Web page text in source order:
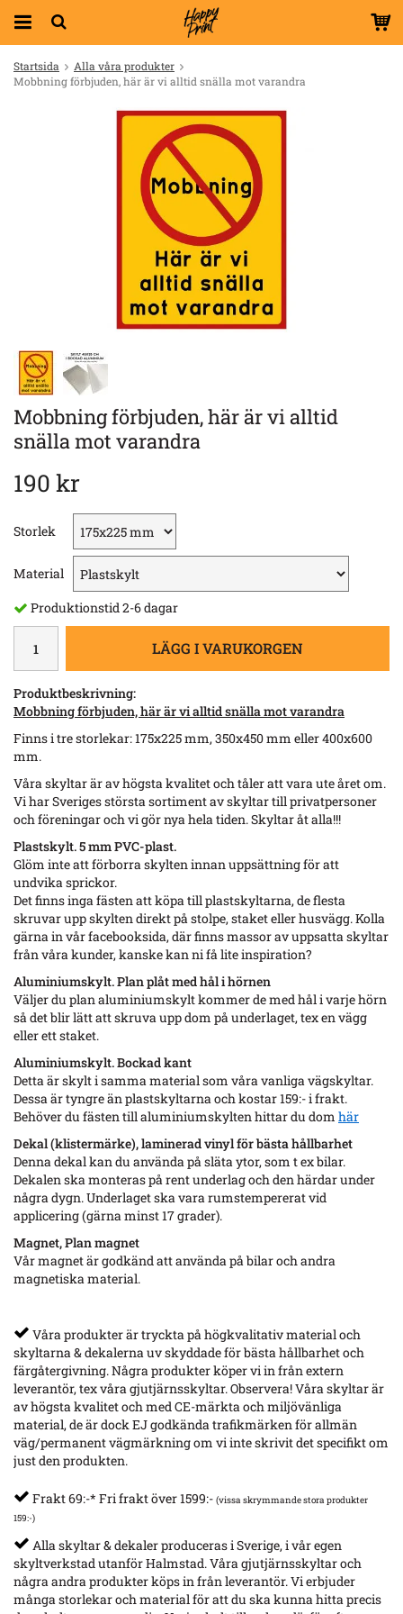
Startsida
Alla våra produkter
Mobbning förbjuden, här är vi alltid snälla mot varandra
Mobbning förbjuden, här är vi alltid
snälla mot varandra
190 kr
Storlek
Material
Produktionstid 2-6 dagar
LÄGG I VARUKORGEN
Produktbeskrivning:
Mobbning förbjuden, här är vi alltid snälla mot varandra
Finns i tre storlekar: 175x225 mm, 350x450 mm eller 400x600
mm.
Våra skyltar är av högsta kvalitet och tåler att vara ute året om.
Vi har Sveriges största sortiment av skyltar till privatpersoner
och föreningar och vi gör nya hela tiden. Skyltar åt alla!!!
Plastskylt. 5 mm PVC-plast.
Glöm inte att förborra skylten innan uppsättning för att
undvika sprickor.
Det finns inga fästen att köpa till plastskyltarna, de flesta
skruvar upp skylten direkt på stolpe, staket eller husvägg. Kolla
gärna in vår facebooksida, där finns massor av uppsatta skyltar
från våra kunder, kanske kan ni få lite inspiration?
Aluminiumskylt. Plan plåt med hål i hörnen
Väljer du plan aluminiumskylt kommer de med hål i varje hörn
så det blir lätt att skruva upp dom på underlaget, tex en vägg
eller ett staket.
Aluminiumskylt. Bockad kant
Detta är skylt i samma material som våra vanliga vägskyltar.
Dessa är tyngre än plastskyltarna och kostar 159:- i frakt.
Behöver du fästen till aluminiumskylten hittar du dom här
Dekal (klistermärke), laminerad vinyl för bästa hållbarhet
Denna dekal kan du använda på släta ytor, som t ex bilar.
Dekalen ska monteras på rent underlag och den härdar under
några dygn. Underlaget ska vara rumstempererat vid
applicering (gärna minst 17 grader).
Magnet, Plan magnet
Vår magnet är godkänd att använda på bilar och andra
magnetiska material.
Våra produkter är tryckta på högkvalitativ material och
skyltarna & dekalerna uv skyddade för bästa hållbarhet och
färgåtergivning. Några produkter köper vi in från extern
leverantör, tex våra gjutjärnsskyltar. Observera! Våra skyltar är
av högsta kvalitet och med CE-märkta och miljövänliga
material, de är dock EJ godkända trafikmärken för allmän
väg/permanent vägmärkning om vi inte skrivit det specifikt om
just den produkten.
Frakt 69:-* Fri frakt över 1599:- (vissa skrymmande stora produkter
159:-)
Alla skyltar & dekaler produceras i Sverige, i vår egen
skyltverkstad utanför Halmstad. Våra gjutjärnsskyltar och
några andra produkter köps in från leverantör. Vi erbjuder
många storlekar och material för att du ska kunna hitta precis